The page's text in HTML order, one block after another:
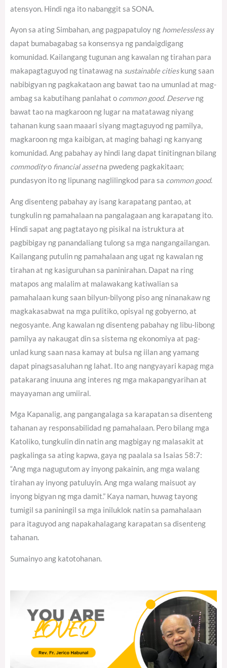
atensyon. Hindi nga ito nabanggit sa SONA.
Ayon sa ating Simbahan, ang pagpapatuloy ng homelesslessay
dapat bumabagabag sa konsensya ng pandaigdigang
komunidad. Kailangang tugunan ang kawalan ng tirahan para
makapagtaguyod ng tinatawag na sustainable citieskung saan
nabibigyan ng pagkakataon ang bawat tao na umunlad at mag-
ambag sa kabutihang panlahat o common good. Deserveng
bawat tao na magkaroon ng lugar na matatawag niyang
tahanan kung saan maaari siyang magtaguyod ng pamilya,
magkaroon ng mga kaibigan, at maging bahagi ng kanyang
komunidad. Ang pabahay ay hindi lang dapat tinitingnan bilang
commodityo financial assetna pwedeng pagkakitaan;
pundasyon ito ng lipunang naglilingkod para sa common good.
Ang disenteng pabahay ay isang karapatang pantao, at
tungkulin ng pamahalaan na pangalagaan ang karapatang ito.
Hindi sapat ang pagtatayo ng pisikal na istruktura at
pagbibigay ng panandaliang tulong sa mga nangangailangan.
Kailangang putulin ng pamahalaan ang ugat ng kawalan ng
tirahan at ng kasiguruhan sa paninirahan. Dapat na ring
matapos ang malalim at malawakang katiwalian sa
pamahalaan kung saan bilyun-bilyong piso ang ninanakaw ng
magkakasabwat na mga pulitiko, opisyal ng gobyerno, at
negosyante. Ang kawalan ng disenteng pabahay ng libu-libong
pamilya ay nakaugat din sa sistema ng ekonomiya at pag-
unlad kung saan nasa kamay at bulsa ng iilan ang yamang
dapat pinagsasaluhan ng lahat. Ito ang nangyayari kapag mga
patakarang inuuna ang interes ng mga makapangyarihan at
mayayaman ang umiiral.
Mga Kapanalig, ang pangangalaga sa karapatan sa disenteng
tahanan ay responsabilidad ng pamahalaan. Pero bilang mga
Katoliko, tungkulin din natin ang magbigay ng malasakit at
pagkalinga sa ating kapwa, gaya ng paalala sa Isaias 58:7:
“Ang mga nagugutom ay inyong pakainin, ang mga walang
tirahan ay inyong patuluyin. Ang mga walang maisuot ay
inyong bigyan ng mga damit.” Kaya naman, huwag tayong
tumigil sa paniningil sa mga iniluklok natin sa pamahalaan
para itaguyod ang napakahalagang karapatan sa disenteng
tahanan.
Sumainyo ang katotohanan.